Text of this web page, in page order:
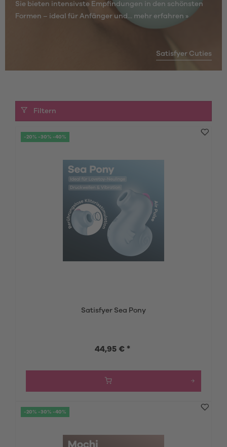
Sie bieten intensivste Empfindungen in den schönsten
Formen – ideal für Anfänger und... mehr erfahren »
Satisfyer Cuties
Filtern
-20% -30% -40%
Satisfyer Sea Pony
44,95 € *
-20% -30% -40%